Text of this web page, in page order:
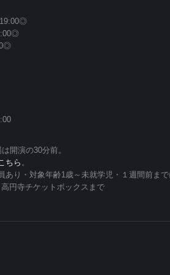
19:00◎
開演の30分前。
ちら 。
り・対象年齢1歳～未就学児・１週間前ま
円寺チケットボックスまで